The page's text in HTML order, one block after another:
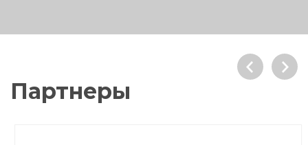
Партнеры